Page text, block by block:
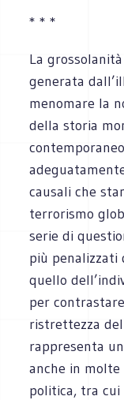
* * *
La
generata
menomare la
della storia
causali che
terrorismo
serie di
più penalizzati
quello
per
ristrettezza
rappresenta
anche in
politica, tra